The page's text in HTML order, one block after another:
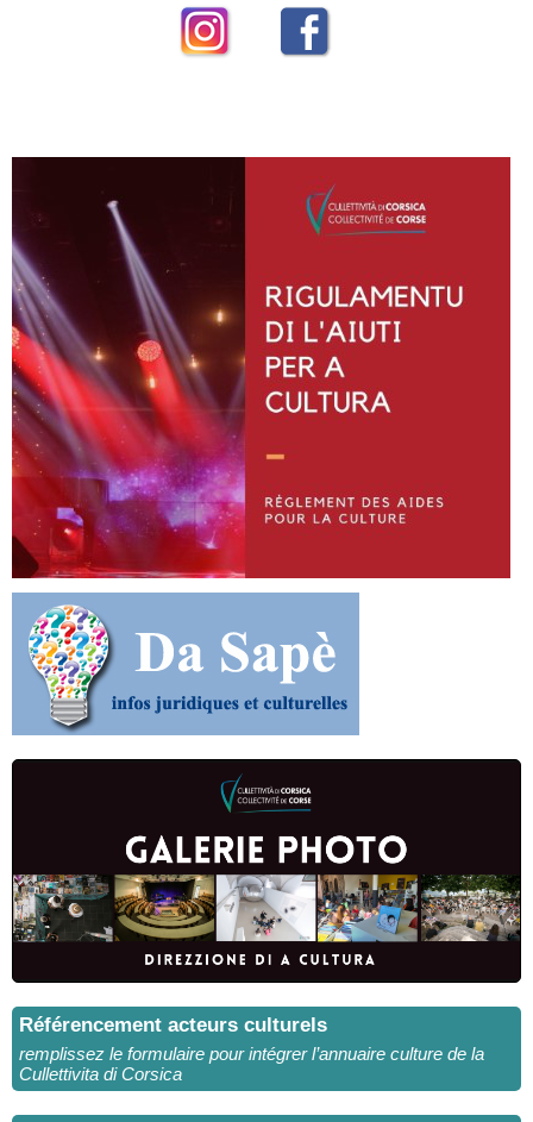
Référencement acteurs culturels
remplissez le formulaire pour intégrer l’annuaire culture de la
Cullettivita di Corsica